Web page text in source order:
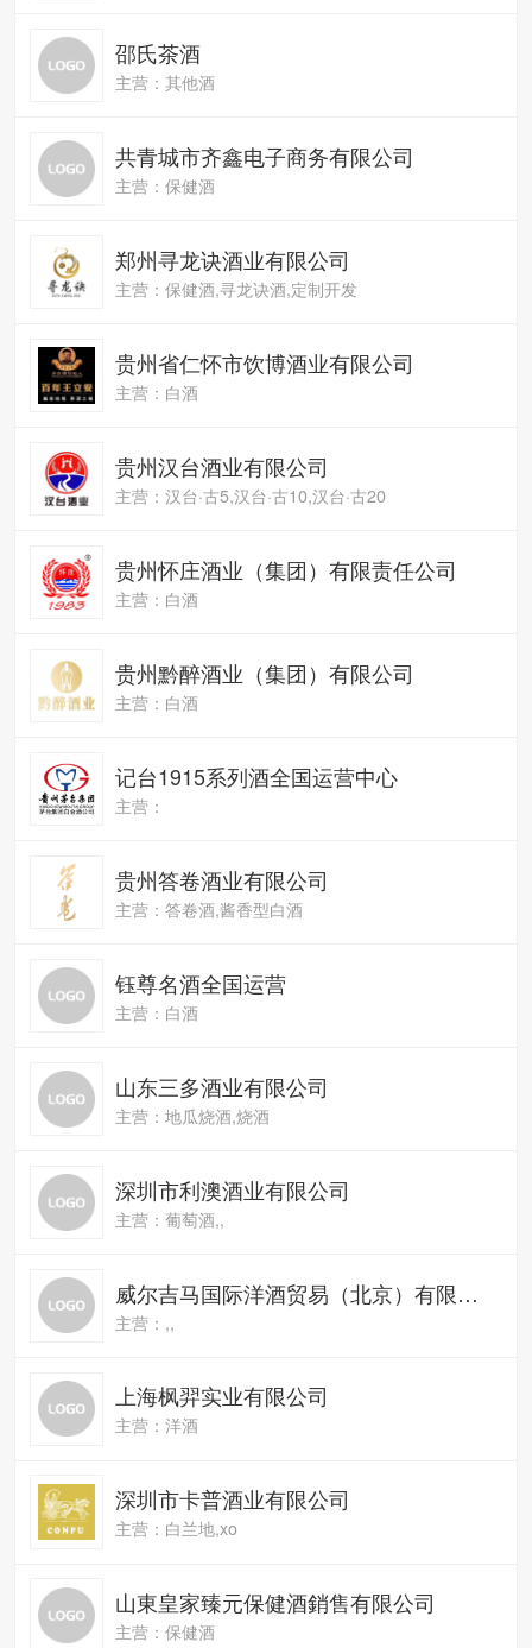
邵氏茶酒
主营：其他酒
共青城市齐鑫电子商务有限公司
主营：保健酒
郑州寻龙诀酒业有限公司
主营：保健酒,寻龙诀酒,定制开发
贵州省仁怀市饮博酒业有限公司
主营：白酒
贵州汉台酒业有限公司
主营：汉台·古5,汉台·古10,汉台·古20
贵州怀庄酒业（集团）有限责任公司
主营：白酒
贵州黔醉酒业（集团）有限公司
主营：白酒
记台1915系列酒全国运营中心
主营：
贵州答卷酒业有限公司
主营：答卷酒,酱香型白酒
钰尊名酒全国运营
主营：白酒
山东三多酒业有限公司
主营：地瓜烧酒,烧酒
深圳市利澳酒业有限公司
主营：葡萄酒,,
威尔吉马国际洋酒贸易（北京）有限公司
主营：,,
上海枫羿实业有限公司
主营：洋酒
深圳市卡普酒业有限公司
主营：白兰地,xo
山東皇家臻元保健酒銷售有限公司
主营：保健酒